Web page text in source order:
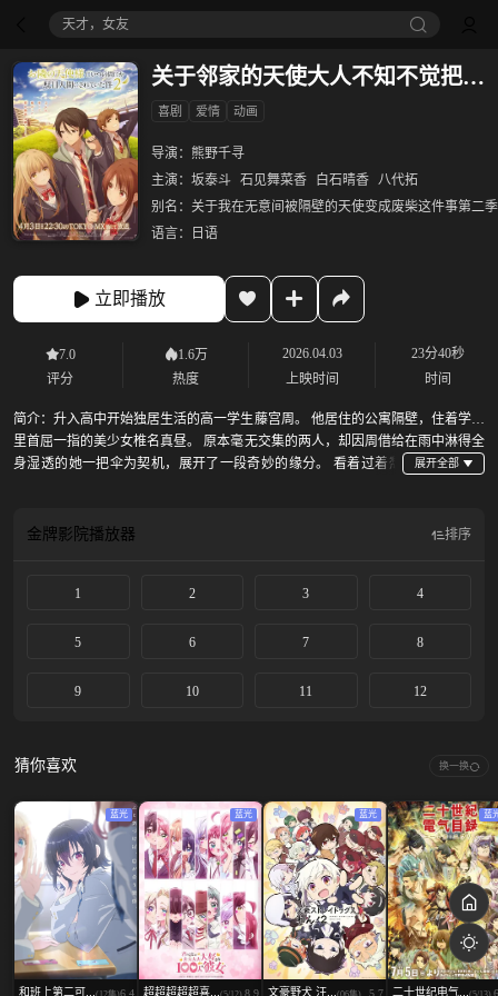
天才，女友
关于邻家的天使大人不知不觉把我惯成了废人这档子事 第二季
喜剧 爱情 动画
导演： 熊野千寻
主演： 坂泰斗 石见舞菜香 白石晴香 八代拓
别名： 关于我在无意间被隔壁的天使变成废柴这件事第二季
语言：
日语
立即播放
7.0
评分
1.6万
热度
2026.04.03
上映时间
23分40秒
时间
简介：升入高中开始独居生活的高一学生藤宫周。 他居住的公寓隔壁，住着学校
里首屈一指的美少女椎名真昼。 原本毫无交集的两人，却因周借给在雨中淋得全
身湿透的她一把伞为契机，展开了一段奇妙的缘分。 看着过着颓
是一个与可爱的邻居之间， 甜蜜又令人心焦的恋爱故事——。
金牌影院播放器 排序
1 2 3 4
5 6 7 8
9 10 11 12
猜你喜欢 换一换
蓝光
和班上第二可... 6.4
蓝光
超超超超超喜... 8.9
蓝光
文豪野犬 汪... 5.7
蓝
二十世纪电气...